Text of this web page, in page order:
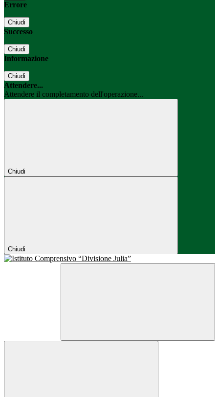
Errore
Chiudi
Successo
Chiudi
Informazione
Chiudi
Attendere...
Attendere il completamento dell'operazione...
Chiudi
Chiudi